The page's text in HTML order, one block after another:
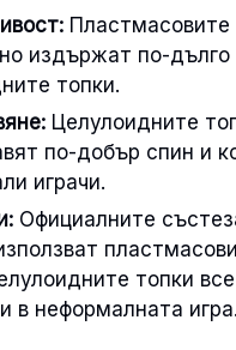
Пластмасовите
издържат по-дълго
топки.
Целулоидните
по-добър спин и
играчи.
Официалните
топки
в неформалната игра.